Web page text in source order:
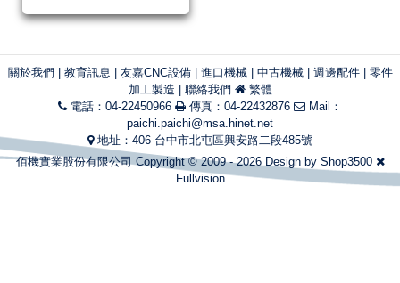
關於我們 教育訊息 友嘉CNC設備| 進口機械| 中古機械| 週邊配件| 零件
加工製造
聯絡我們
繁體
電話：04-22450966
傳真：04-22432876
Mail：
paichi.paichi@msa.hinet.net
地址：406 台中市北屯區興安路二段485號
佰機實業股份有限公司 Copyright © 2009 - 2026 Design by Shop3500
Fullvision